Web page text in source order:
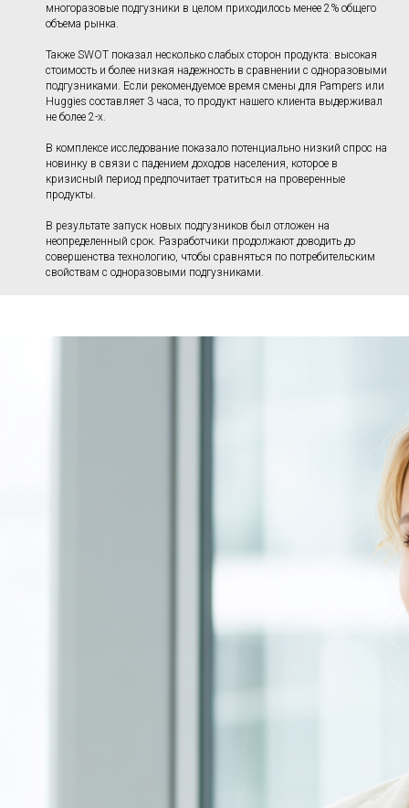
многоразовые подгузники в целом приходилось менее 2% общего
объема рынка.
Также SWOT показал несколько слабых сторон продукта: высокая
стоимость и более низкая надежность в сравнении с одноразовыми
подгузниками. Если рекомендуемое время смены для Pampers или
Huggies составляет 3 часа, то продукт нашего клиента выдерживал
не более 2-х.
В комплексе исследование показало потенциально низкий спрос на
новинку в связи с падением доходов населения, которое в
кризисный период предпочитает тратиться на проверенные
продукты.
В результате запуск новых подгузников был отложен на
неопределенный срок. Разработчики продолжают доводить до
совершенства технологию, чтобы сравняться по потребительским
свойствам с одноразовыми подгузниками.